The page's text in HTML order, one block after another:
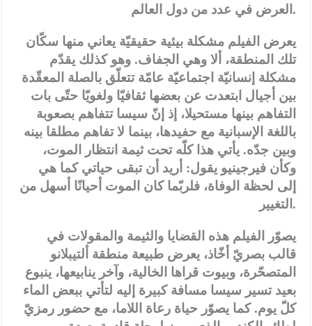
العرض في عدد من دول العالم.
يعرض الفيلم مشكلة بيئية حقيقيّة يعاني منها سكّان
تلك المنطقة، ألا وهي الجفاف. وهو كذلك يقدّم
مشكلة إنسانيّة اجتماعيّة عامّة تتعلّق بالصلة المعقّدة
بين أجيال ابتعدت عن بعضها ثقافيّا ولغويّا حتّى بات
التفاهم بينها مستحيلا، إذ إنّ سيسا تتفاهم بصعوبة
باللغة الإسبانية مع حفيدها، بينما لا تفاهم مطلقا بينه
وبين جدّه. يأتي هذا كلّه تحت ثيمة انتظار الموت،
وكأن فيرجينيو يقول: أريد أن تبقى حياتي كما هي
إلى لحظة الوفاة، فلربّما كان الموت أحيانًا أسهل من
التغيير.
يصوّر الفيلم هذه القضايا والثيمة والمقولات في
قالب بصريّ أخّاذ، يعرض طبيعة منطقة ألتيبلانو
المتصحّرة، وبيوت قراها الخالية، وآخر ينابيعها، ينبوع
بعيد تسير سيسا مسافة كبيرة إليه لتأتي ببعض الماء
كلّ يوم. كما يصوّر حياة رعاة اللاما، مع حضور رمزيّ